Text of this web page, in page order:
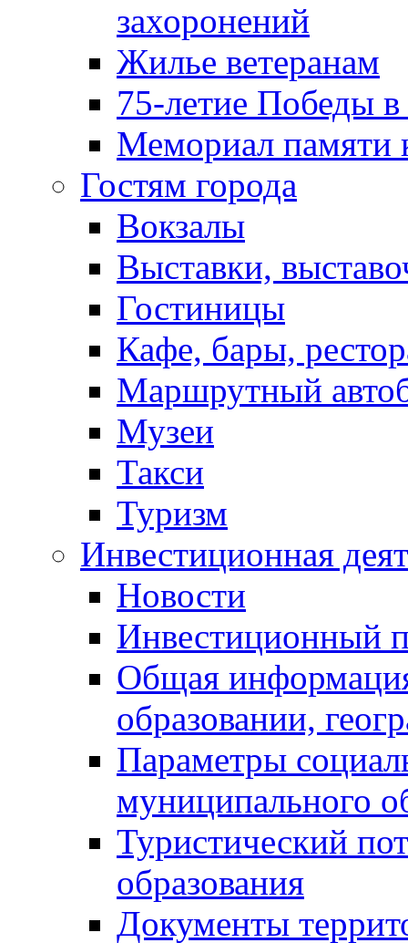
захоронений
Жилье ветеранам
75-летие Победы
Мемориал памяти
Гостям города
Вокзалы
Выставки,
Гостиницы
Кафе, бары,
Маршрутный
Музеи
Такси
Туризм
Инвестиционная
Новости
Инвестиционный
Общая
образовании,
Параметры
муниципального
Туристический
образования
Документы